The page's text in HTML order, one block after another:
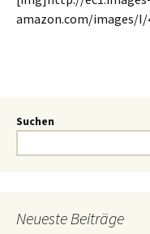
amazon.com/images/I/
Suchen
Neueste Beiträge